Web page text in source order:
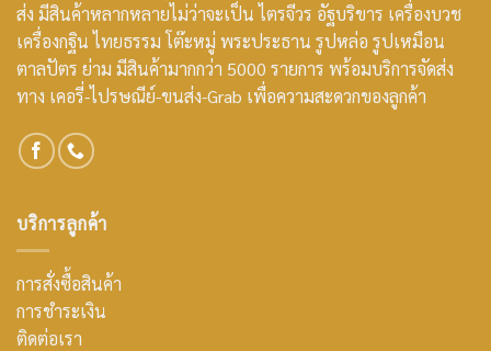
ส่ง มีสินค้าหลากหลายไม่ว่าจะเป็น ไตรจีวร อัฐบริขาร เครื่องบวช
เครื่องกฐิน ไทยธรรม โต๊ะหมู่ พระประธาน รูปหล่อ รูปเหมือน
ตาลปัตร ย่าม มีสินค้ามากกว่า 5000 รายการ พร้อมบริการจัดส่ง
ทาง เคอรี่-ไปรษณีย์-ขนส่ง-Grab เพื่อความสะดวกของลูกค้า
บริการลูกค้า
การสั่งซื้อสินค้า
การชำระเงิน
ติดต่อเรา